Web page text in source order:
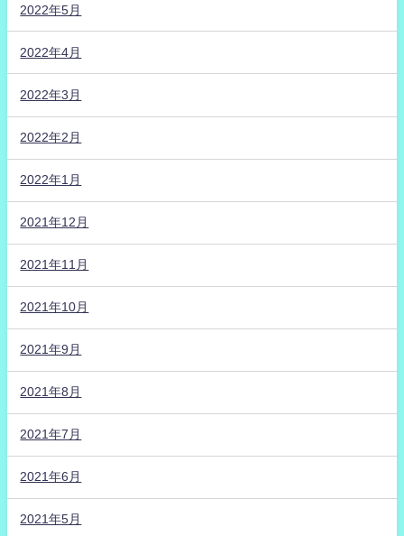
2022年5月
2022年4月
2022年3月
2022年2月
2022年1月
2021年12月
2021年11月
2021年10月
2021年9月
2021年8月
2021年7月
2021年6月
2021年5月